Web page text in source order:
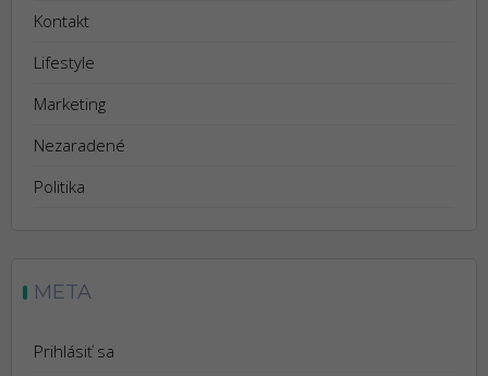
Kontakt
Lifestyle
Marketing
Nezaradené
Politika
META
Prihlásiť sa